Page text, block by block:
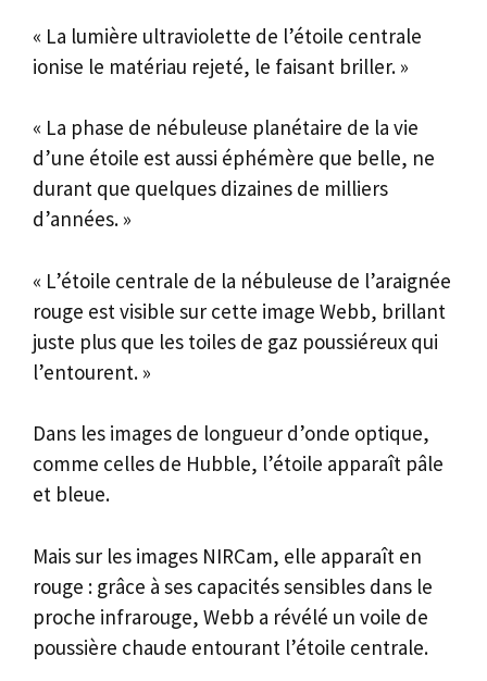
« La lumière ultraviolette de l’étoile centrale
ionise le matériau rejeté, le faisant briller. »
« La phase de nébuleuse planétaire de la vie
d’une étoile est aussi éphémère que belle, ne
durant que quelques dizaines de milliers
d’années. »
« L’étoile centrale de la nébuleuse de l’araignée
rouge est visible sur cette image Webb, brillant
juste plus que les toiles de gaz poussiéreux qui
l’entourent. »
Dans les images de longueur d’onde optique,
comme celles de Hubble, l’étoile apparaît pâle
et bleue.
Mais sur les images NIRCam, elle apparaît en
rouge : grâce à ses capacités sensibles dans le
proche infrarouge, Webb a révélé un voile de
poussière chaude entourant l’étoile centrale.